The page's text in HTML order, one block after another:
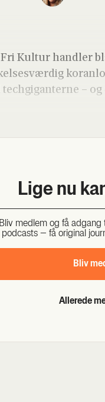
Fri Kul­tur hand­ler
–
Lige nu
Bliv med­lem og få adgang
podcasts – få ori­gi­nal
Bliv
Allerede